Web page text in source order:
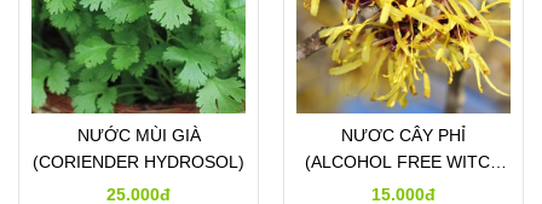
NƯỚC MÙI GIÀ
(CORIENDER HYDROSOL)
25.000đ
NƯƠC CÂY PHỈ
(ALCOHOL FREE WITCH
HAZEL HYDROSOL)
15.000đ